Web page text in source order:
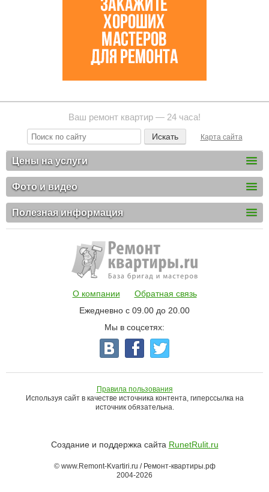
Ваш ремонт квартир — 24 часа!
Карта сайта
Цены на услуги
Фото и видео
Полезная информация
О компании
Обратная связь
Ежедневно с 09.00 до 20.00
Мы в соцсетях:
Правила пользования
Используя сайт в качестве источника контента, гиперссылка на
источник обязательна.
Создание и поддержка сайта RunetRulit.ru
© www.Remont-Kvartiri.ru / Ремонт-квартиры.рф
2004-2026